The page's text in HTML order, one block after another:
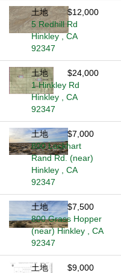
土地
$12,000
5 Redhill Rd
Hinkley , CA
92347
土地
$24,000
1 Hinkley Rd
Hinkley , CA
92347
土地
$7,000
800 Lockhart
Rand Rd. (near)
Hinkley , CA
92347
土地
$7,500
800 Grass Hopper
(near) Hinkley , CA
92347
土地
$9,000